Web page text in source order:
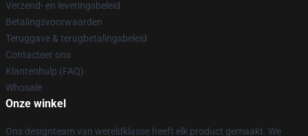
Verzend- en leveringsbeleid
Betalingsvoorwaarden
Teruggave & terugbetalingsbeleid
Contacteer ons
Klantenhulp (FAQ)
Whosale
Onze winkel
Ons designteam van wereldklasse heeft elk product gemaakt. We